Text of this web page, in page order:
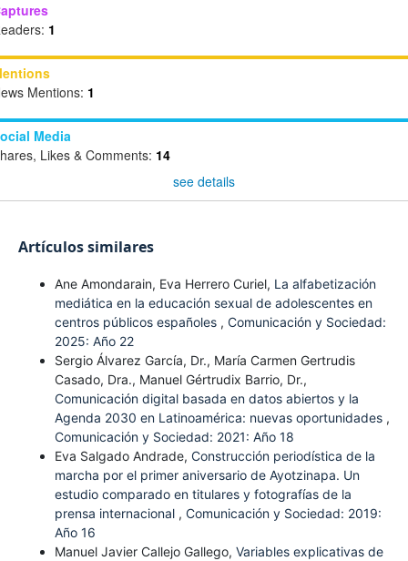
1
Mentions: 1
Media
Likes & Comments: 14
see details
Artículos similares
Ane Amondarain, Eva Herrero Curiel, La alfabetización
mediática en la educación sexual de adolescentes en
centros públicos españoles , Comunicación y Sociedad:
2025: Año 22
Sergio Álvarez García, Dr., María Carmen Gertrudis
Casado, Dra., Manuel Gértrudix Barrio, Dr.,
Comunicación digital basada en datos abiertos y la
Agenda 2030 en Latinoamérica: nuevas oportunidades ,
Comunicación y Sociedad: 2021: Año 18
Eva Salgado Andrade, Construcción periodística de la
marcha por el primer aniversario de Ayotzinapa. Un
estudio comparado en titulares y fotografías de la
prensa internacional , Comunicación y Sociedad: 2019:
Año 16
Manuel Javier Callejo Gallego, Variables explicativas de